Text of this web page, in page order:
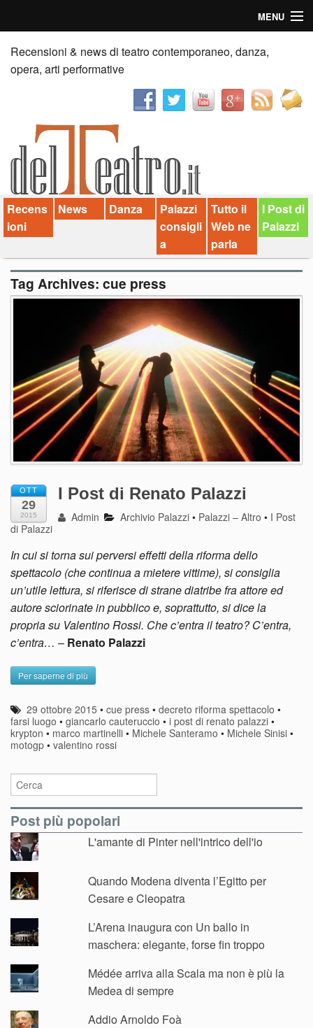
MENU
Home
Recensioni
News
Palazzi consiglia
Video
Chi siamo
Contatti
Recensioni & news di teatro contemporaneo, danza,
opera, arti performative
Recens
ioni
News Danza
Palazzi
consigli
a
Tutto il
Web ne
parla
I Post di
Palazzi
Tag Archives: cue press
OTT
29
2015
I Post di Renato Palazzi
Admin Archivio Palazzi • Palazzi – Altro • I Post
di Palazzi
In cui si torna sui perversi effetti della riforma dello
spettacolo (che continua a mietere vittime), si consiglia
un’utile lettura, si riferisce di strane diatribe fra attore ed
autore sciorinate in pubblico e, soprattutto, si dice la
propria su Valentino Rossi. Che c’entra il teatro? C’entra,
c’entra… – Renato Palazzi
Per saperne di più
29 ottobre 2015 •cue press •decreto riforma spettacolo •
farsi luogo • giancarlo cauteruccio • i post di renato palazzi •
krypton • marco martinelli • Michele Santeramo • Michele Sinisi •
motogp • valentino rossi
Post più popolari
L'amante di Pinter nell'intrico dell'io
Quando Modena diventa l’Egitto per
Cesare e Cleopatra
L’Arena inaugura con Un ballo in
maschera: elegante, forse fin troppo
Médée arriva alla Scala ma non è più la
Medea di sempre
Addio Arnoldo Foà